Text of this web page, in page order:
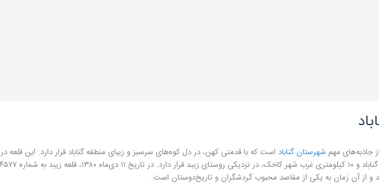
جاذبه‌های مهم شهرستان گناباد است که با قدمتی کهن، در دل کوه‌های سرسبز و زیبای منطقه گناباد قرار دارد. این قلعه در
و از آن زمان به یکی از مقاصد محبوب گردشگران و تاریخ‌دوستان است.